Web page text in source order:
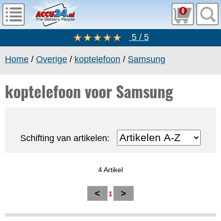
0
5 / 5
Home / Overige / koptelefoon / Samsung
koptelefoon voor Samsung
Schifting van artikelen:
4 Artikel
< 1 >